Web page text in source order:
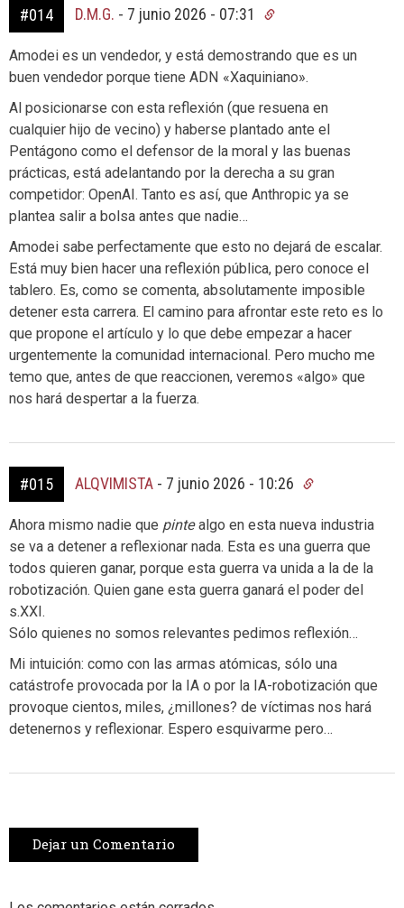
#014 D.M.G. - 7 junio 2026 - 07:31
Amodei es un vendedor, y está demostrando que es un
buen vendedor porque tiene ADN «Xaquiniano».
Al posicionarse con esta reflexión (que resuena en
cualquier hijo de vecino) y haberse plantado ante el
Pentágono como el defensor de la moral y las buenas
prácticas, está adelantando por la derecha a su gran
competidor: OpenAI. Tanto es así, que Anthropic ya se
plantea salir a bolsa antes que nadie…
Amodei sabe perfectamente que esto no dejará de escalar.
Está muy bien hacer una reflexión pública, pero conoce el
tablero. Es, como se comenta, absolutamente imposible
detener esta carrera. El camino para afrontar este reto es lo
que propone el artículo y lo que debe empezar a hacer
urgentemente la comunidad internacional. Pero mucho me
temo que, antes de que reaccionen, veremos «algo» que
nos hará despertar a la fuerza.
#015 ALQVIMISTA - 7 junio 2026 - 10:26
Ahora mismo nadie que pintealgo en esta nueva industria
se va a detener a reflexionar nada. Esta es una guerra que
todos quieren ganar, porque esta guerra va unida a la de la
robotización. Quien gane esta guerra ganará el poder del
s.XXI.
Sólo quienes no somos relevantes pedimos reflexión…
Mi intuición: como con las armas atómicas, sólo una
catástrofe provocada por la IA o por la IA-robotización que
provoque cientos, miles, ¿millones? de víctimas nos hará
detenernos y reflexionar. Espero esquivarme pero…
Dejar un Comentario